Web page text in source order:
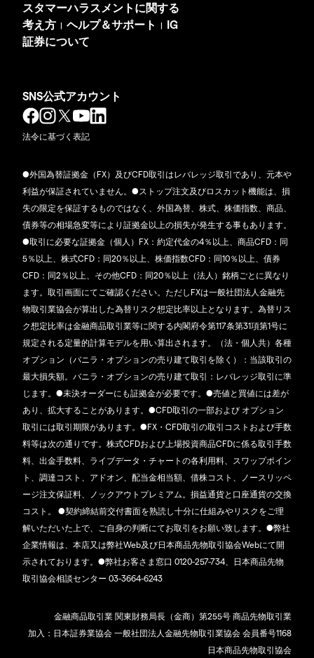
スタマーハラスメントに関する
考え方 | ヘルプ＆サポート | IG
証券について
SNS公式アカウント
法令に基づく表記
●外国為替証拠金（FX）及びCFD取引はレバレッジ取引であり、元本や
利益が保証されていません。●ストップ注文及びロスカット機能は、損
失の限定を保証するものではなく、外国為替、株式、株価指数、商品、
債券等の相場急変等により証拠金以上の損失が発生する事もあります。
●取引に必要な証拠金（個人）FX：約定代金の4％以上、商品CFD：同
5％以上、株式CFD：同20％以上、株価指数CFD：同10％以上、債券
CFD：同2％以上、その他CFD：同20％以上（法人）銘柄ごとに異なり
ます。取引画面にてご確認ください。ただしFXは一般社団法人金融先
物取引業協会が算出した為替リスク想定比率以上となります。為替リス
ク想定比率は金融商品取引業等に関する内閣府令第117条第31項第1号に
規定される定量的計算モデルを用い算出されます。（法・個人共）各種
オプション（バニラ・オプションの売り建て取引を除く）：当該取引の
最大損失額。バニラ・オプションの売り建て取引：レバレッジ取引に準
じます。●未決オーダーにも証拠金が必要です。●売値と買値には差が
あり、拡大することがあります。●CFD取引の一部および オプション
取引には取引期限があります。●FX・CFD取引の取引コストおよび手数
料等は次の通りです。株式CFDおよび上場投資商品CFDに係る取引手数
料、出金手数料、ライブデータ・チャートの各利用料、スワップポイン
ト、調達コスト、アドオン、配当金相当額、借株コスト、ノースリッペ
ージ注文保証料、ノックアウトプレミアム。損益通貨と口座通貨の交換
コスト。 ●契約締結前交付書面を熟読し十分に仕組みやリスクをご理
解いただいた上で、ご自身の判断にてお取引をお願い致します。●弊社
企業情報は、本店又は弊社Web及び日本商品先物取引協会Webにて開
示されております。●弊社お客さま窓口 0120-257-734、日本商品先物
取引協会相談センター 03-3664-6243
金融商品取引業 関東財務局長（金商）第255号 商品先物取引業
加入：日本証券業協会 一般社団法人金融先物取引業協会 会員番号1168
日本商品先物取引協会